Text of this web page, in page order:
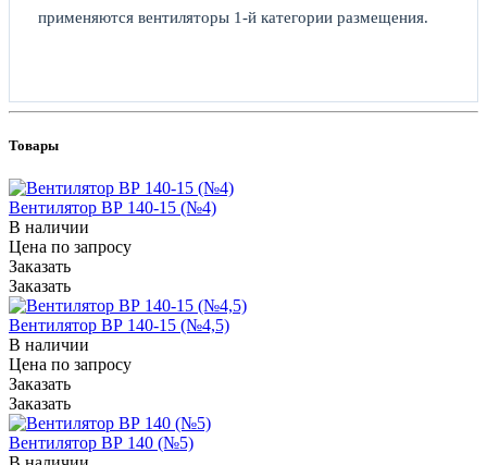
применяются вентиляторы 1-й категории размещения.
Товары
Вентилятор ВР 140-15 (№4)
В наличии
Цена по запросу
Заказать
Заказать
Вентилятор ВР 140-15 (№4,5)
В наличии
Цена по запросу
Заказать
Заказать
Вентилятор ВР 140 (№5)